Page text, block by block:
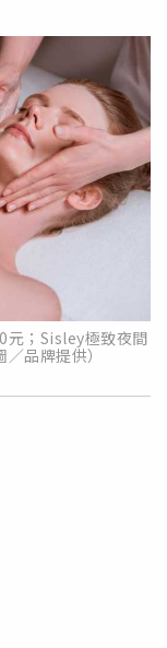
元；Sisley極致夜間
品牌提供）